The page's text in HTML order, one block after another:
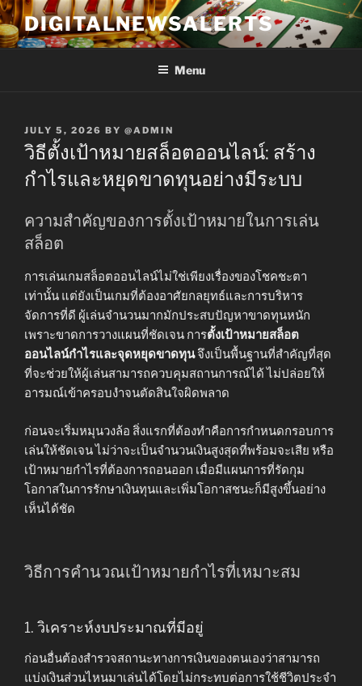
Skip
to
content
DIGITALNEWSALERTS
Menu
POSTED
ON
JULY 5, 2026 BY @ADMIN
วิธีตั้งเป้าหมายสล็อตออนไลน์: สร้าง
กำไรและหยุดขาดทุนอย่างมีระบบ
ความสำคัญของการตั้งเป้าหมายในการเล่น
สล็อต
การเล่นเกมสล็อตออนไลน์ไม่ใช่เพียงเรื่องของโชคชะตา
เท่านั้น แต่ยังเป็นเกมที่ต้องอาศัยกลยุทธ์และการบริหาร
จัดการที่ดี ผู้เล่นจำนวนมากมักประสบปัญหาขาดทุนหนัก
เพราะขาดการวางแผนที่ชัดเจน การตั้งเป้าหมายสล็อต
ออนไลน์กำไรและจุดหยุดขาดทุนจึงเป็นพื้นฐานที่สำคัญที่สุด
ที่จะช่วยให้ผู้เล่นสามารถควบคุมสถานการณ์ได้ ไม่ปล่อยให้
อารมณ์เข้าครอบงำจนตัดสินใจผิดพลาด
ก่อนจะเริ่มหมุนวงล้อ สิ่งแรกที่ต้องทำคือการกำหนดกรอบการ
เล่นให้ชัดเจน ไม่ว่าจะเป็นจำนวนเงินสูงสุดที่พร้อมจะเสีย หรือ
เป้าหมายกำไรที่ต้องการถอนออก เมื่อมีแผนการที่รัดกุม
โอกาสในการรักษาเงินทุนและเพิ่มโอกาสชนะก็มีสูงขึ้นอย่าง
เห็นได้ชัด
วิธีการคำนวณเป้าหมายกำไรที่เหมาะสม
1. วิเคราะห์งบประมาณที่มีอยู่
ก่อนอื่นต้องสำรวจสถานะทางการเงินของตนเองว่าสามารถ
แบ่งเงินส่วนไหนมาเล่นได้โดยไม่กระทบต่อการใช้ชีวิตประจำ